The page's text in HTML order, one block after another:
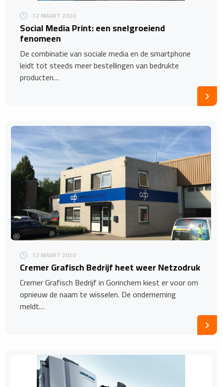
12 MAART 2020
Social Media Print: een snelgroeiend
fenomeen
De combinatie van sociale media en de smartphone
leidt tot steeds meer bestellingen van bedrukte
producten…
12 MAART 2020
Cremer Grafisch Bedrijf heet weer Netzodruk
Cremer Grafisch Bedrijf in Gorinchem kiest er voor om
opnieuw de naam te wisselen. De onderneming
meldt…